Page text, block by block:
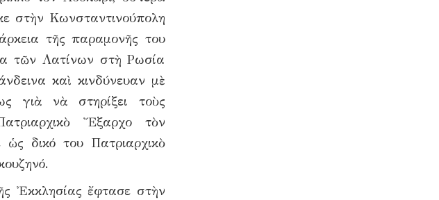
στὴν Κωνσταντινούπολη
τῆς παραμονῆς του
τῶν Λατίνων στὴ Ρωσία
καὶ κινδύνευαν μὲ
γιὰ νὰ στηρίξει τοὺς
Ἔξαρχο τὸν
δικό του Πατριαρχικὸ
Ἐκκλησίας ἔφτασε στὴν